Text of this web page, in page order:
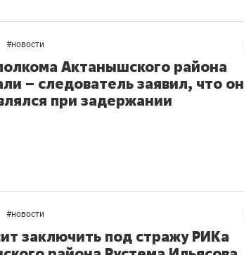
#новости
Актанышского района
– следователь заявил, что он
при задержании
#новости
заключить под стражу РИКа